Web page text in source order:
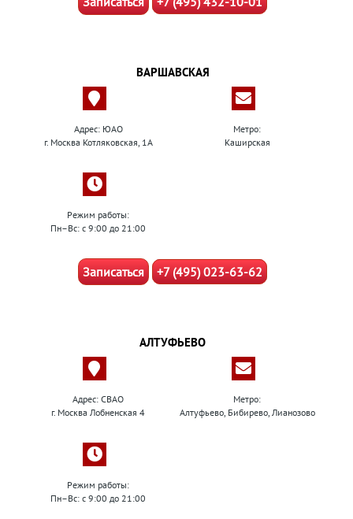
ВАРШАВСКАЯ
Адрес: ЮАО
г. Москва Котляковская, 1А
Метро:
Каширская
Режим работы:
Пн–Вс: с 9:00 до 21:00
Записаться +7 (495) 023-63-62
АЛТУФЬЕВО
Адрес: СВАО
г. Москва Лобненская 4
Метро:
Алтуфьево, Бибирево, Лианозово
Режим работы:
Пн–Вс: с 9:00 до 21:00